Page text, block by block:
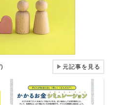
▶元記事を見る